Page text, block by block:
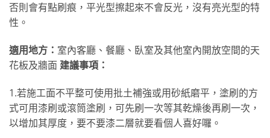
否則會有點刷痕，平光型擦起來不會反光，沒有亮光型的特
性。
適用地方： 室內客廳、餐廳、臥室及其他室內開放空間的天
花板及牆面 建議事項：
1.若施工面不平整可使用批土補強或用砂紙磨平，塗刷的方
式可用漆刷或滾筒塗刷，可先刷一次等其乾燥後再刷一次，
以增加其厚度，要不要漆二層就要看個人喜好囉。